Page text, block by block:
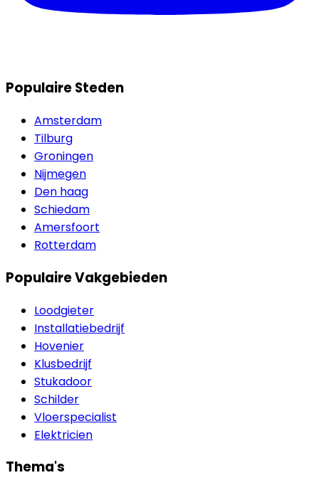
Populaire Steden
Amsterdam
Tilburg
Groningen
Nijmegen
Den haag
Schiedam
Amersfoort
Rotterdam
Populaire Vakgebieden
Loodgieter
Installatiebedrijf
Hovenier
Klusbedrijf
Stukadoor
Schilder
Vloerspecialist
Elektricien
Thema's